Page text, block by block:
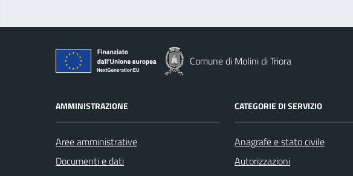
Comune di Molini di Triora
AMMINISTRAZIONE
Aree amministrative
Documenti e dati
CATEGORIE DI SERVIZIO
Anagrafe e stato civile
Autorizzazioni